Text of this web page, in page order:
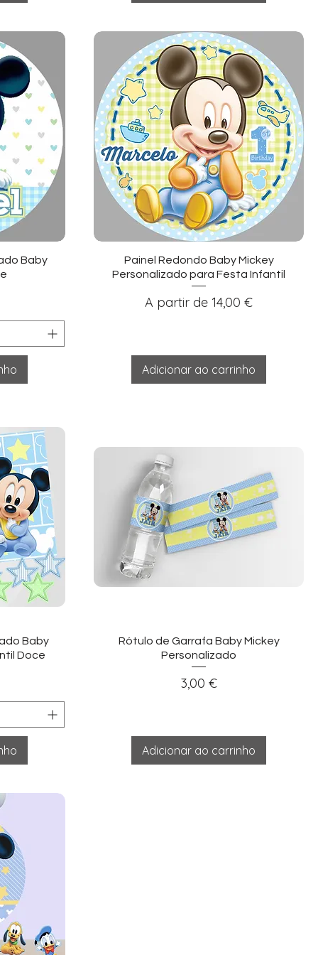
Baby
Visualização rápida
Painel Redondo Baby Mickey
Personalizado para Festa Infantil
A partir de 14,00 €
Preço promocional
Adicionar ao carrinho
Baby
Doce
Visualização rápida
Rótulo de Garrafa Baby Mickey
Personalizado
Preço
3,00 €
Adicionar ao carrinho